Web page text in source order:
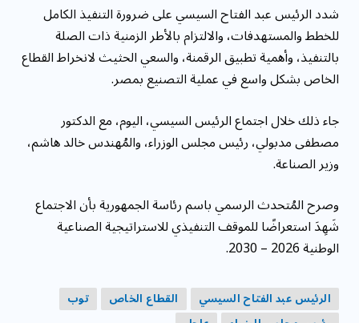
شدد الرئيس عبد الفتاح السيسي على ضرورة التنفيذ الكامل
للخطط والمستهدفات، والالتزام بالأطر الزمنية ذات الصلة
بالتنفيذ، وأهمية تطبيق الرقمنة، والسعي الحثيث لانخراط القطاع
الخاص بشكل واسع في عملية التصنيع بمصر.
جاء ذلك خلال اجتماع الرئيس السيسي، اليوم، مع الدكتور
مصطفى مدبولي، رئيس مجلس الوزراء، والمُهندس خالد هاشم،
وزير الصناعة.
وصرح المُتحدث الرسمي باسم رئاسة الجمهورية بأن الاجتماع
شَهِدَ استعراضًا للموقف التنفيذي للاستراتيجية الصناعية
الوطنية 2026 – 2030.
الرئيس عبد الفتاح السيسي القطاع الخاص
توب